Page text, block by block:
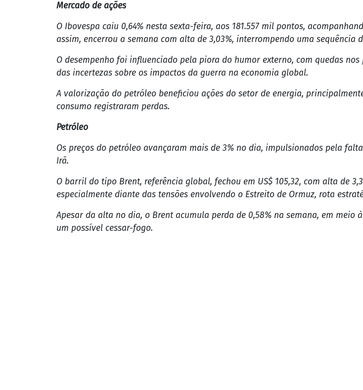
Mercado de ações
O Ibovespa caiu 0,64% nesta sexta-feira, aos 181.557 mil pontos,
assim, encerrou a semana com alta de 3,03%, interrompendo uma sequência
O desempenho foi influenciado pela piora do humor externo, com quedas
das incertezas sobre os impactos da guerra na economia global.
A valorização do petróleo beneficiou ações do setor de energia,
consumo registraram perdas.
Petróleo
Os preços do petróleo avançaram mais de 3% no dia, impulsionados pela
Irã.
O barril do tipo Brent, referência global, fechou em US$ 105,32, com alta de
especialmente diante das tensões envolvendo o Estreito de Ormuz, rota
Apesar da alta no dia, o Brent acumula perda de 0,58% na semana, em
um possível cessar-fogo.